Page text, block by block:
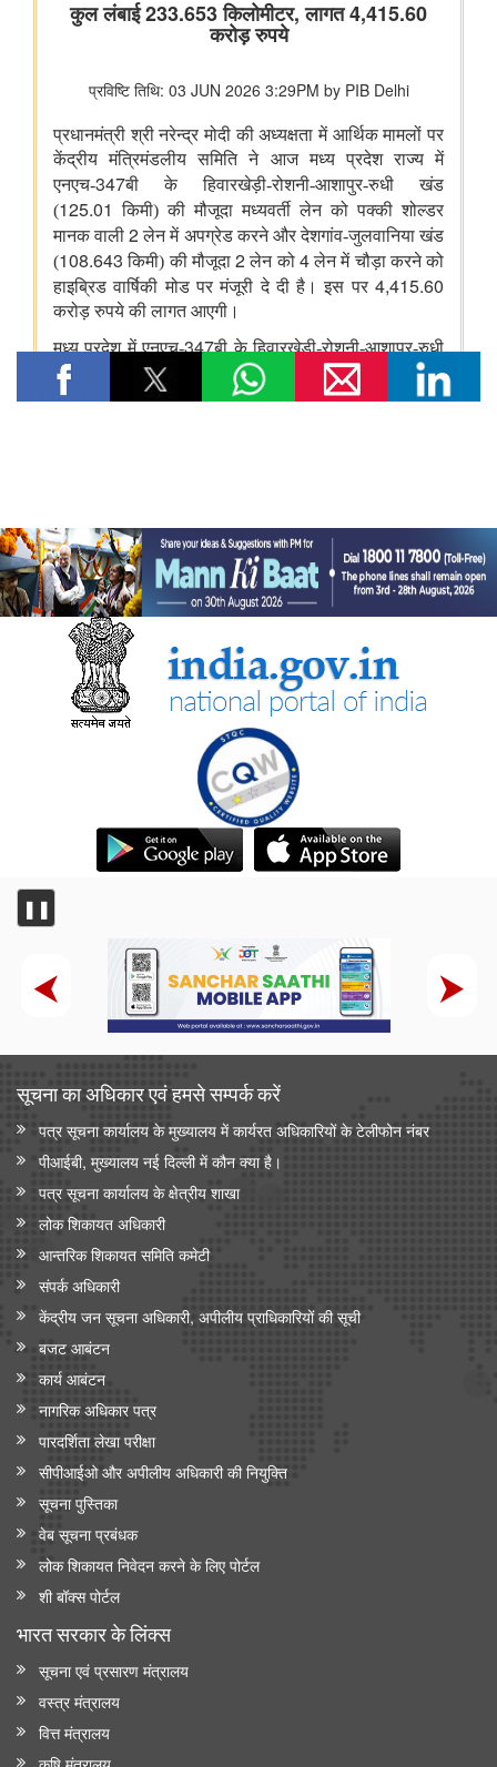
❚❚
सूचना का अधिकार एवं हमसे सम्‍पर्क करें
पत्र सूचना कार्यालय के मुख्यालय में कार्यरत अधिकारियों के टेलीफोन नंबर
पीआईबी, मुख्यालय नई दिल्ली में कौन क्या है।
पत्र सूचना कार्यालय के क्षेत्रीय शाखा
लोक शिकायत अधिकारी
आन्‍तरिक शिकायत समिति कमेटी
संपर्क अधिकारी
केंद्रीय जन सूचना अधिकारी, अपीलीय प्राधिकारियों की सूची
बजट आबंटन
कार्य आबंटन
नागरिक अधिकार पत्र
पारदर्शिता लेखा परीक्षा
सीपीआईओ और अपी‍लीय अधिकारी की नियुक्ति
सूचना पुस्तिका
वेब सूचना प्रबंधक
लोक शिकायत निवेदन करने के लिए पोर्टल
शी बॉक्स पोर्टल
भारत सरकार के लिंक्‍स
सूचना एवं प्रसारण मंत्रालय
वस्त्र मंत्रालय
वित्त मंत्रालय